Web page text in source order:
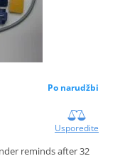
Po narudžbi
Usporedite
reminds after 32